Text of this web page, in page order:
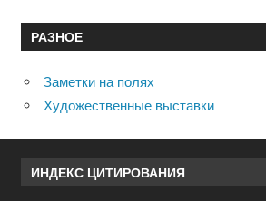
РАЗНОЕ
Заметки на полях
Художественные выставки
ИНДЕКС ЦИТИРОВАНИЯ